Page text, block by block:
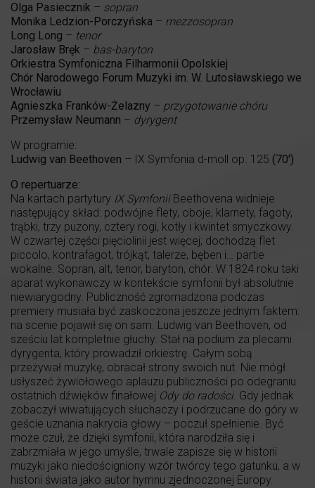
Olga Pasiecznik – sopran
Monika Ledzion-Porczyńska – mezzosopran
Long Long – tenor
Jarosław Bręk – bas-baryton
Orkiestra Symfoniczna Filharmonii Opolskiej
Chór Narodowego Forum Muzyki im. W. Lutosławskiego we
Wrocławiu
Agnieszka Franków-Żelazny – przygotowanie chóru
Przemysław Neumann – dyrygent
W programie:
Ludwig van Beethoven – IX Symfonia d-moll op. 125 (70′)
O repertuarze:
Na kartach partytury IX SymfoniiBeethovena widnieje
następujący skład: podwójne flety, oboje, klarnety, fagoty,
trąbki, trzy puzony, cztery rogi, kotły i kwintet smyczkowy.
W czwartej części pięciolinii jest więcej; dochodzą flet
piccolo, kontrafagot, trójkąt, talerze, bęben i… partie
wokalne. Sopran, alt, tenor, baryton, chór. W 1824 roku taki
aparat wykonawczy w kontekście symfonii był absolutnie
niewiarygodny. Publiczność zgromadzona podczas
premiery musiała być zaskoczona jeszcze jednym faktem:
na scenie pojawił się on sam. Ludwig van Beethoven, od
sześciu lat kompletnie głuchy. Stał na podium za plecami
dyrygenta, który prowadził orkiestrę. Całym sobą
przeżywał muzykę, obracał strony swoich nut. Nie mógł
usłyszeć żywiołowego aplauzu publiczności po odegraniu
ostatnich dźwięków finałowej Ody do radości. Gdy jednak
zobaczył wiwatujących słuchaczy i podrzucane do góry w
geście uznania nakrycia głowy – poczuł spełnienie. Być
może czuł, że dzięki symfonii, która narodziła się i
zabrzmiała w jego umyśle, trwale zapisze się w historii
muzyki jako niedościgniony wzór twórcy tego gatunku, a w
historii świata jako autor hymnu zjednoczonej Europy.